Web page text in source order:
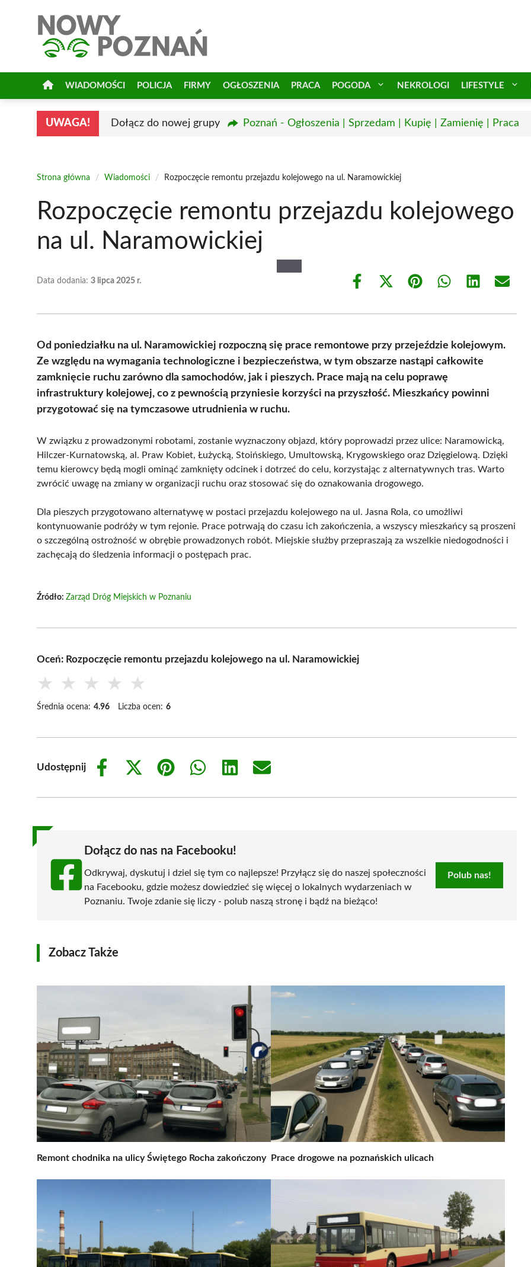
WIADOMOŚCI POLICJA FIRMY OGŁOSZENIA PRACA POGODA NEKROLOGI LIFESTYLE
UWAGA! Dołącz do nowej grupy Poznań - Ogłoszenia | Sprzedam | Kupię | Zamienię | Praca
Strona główna / Wiadomości / Rozpoczęcie remontu przejazdu kolejowego na ul. Naramowickiej
Rozpoczęcie remontu przejazdu kolejowego
na ul. Naramowickiej
Data dodania: 3 lipca 2025 r.
Share
Share
(Twitter)
Share Share Share Share
Od poniedziałku na ul. Naramowickiej rozpoczną się prace remontowe przy przejeździe kolejowym.
Ze względu na wymagania technologiczne i bezpieczeństwa, w tym obszarze nastąpi całkowite
zamknięcie ruchu zarówno dla samochodów, jak i pieszych. Prace mają na celu poprawę
infrastruktury kolejowej, co z pewnością przyniesie korzyści na przyszłość. Mieszkańcy powinni
przygotować się na tymczasowe utrudnienia w ruchu.
W związku z prowadzonymi robotami, zostanie wyznaczony objazd, który poprowadzi przez ulice: Naramowicką,
Hilczer-Kurnatowską, al. Praw Kobiet, Łużycką, Stoińskiego, Umultowską, Krygowskiego oraz Dzięgielową. Dzięki
temu kierowcy będą mogli ominąć zamknięty odcinek i dotrzeć do celu, korzystając z alternatywnych tras. Warto
zwrócić uwagę na zmiany w organizacji ruchu oraz stosować się do oznakowania drogowego.
Dla pieszych przygotowano alternatywę w postaci przejazdu kolejowego na ul. Jasna Rola, co umożliwi
kontynuowanie podróży w tym rejonie. Prace potrwają do czasu ich zakończenia, a wszyscy mieszkańcy są proszeni
o szczególną ostrożność w obrębie prowadzonych robót. Miejskie służby przepraszają za wszelkie niedogodności i
zachęcają do śledzenia informacji o postępach prac.
Źródło: Zarząd Dróg Miejskich w Poznaniu
Oceń: Rozpoczęcie remontu przejazdu kolejowego na ul. Naramowickiej
★ ★ ★ ★ ★
Średnia ocena: 4.96 Liczba ocen: 6
Udostępnij
Share
Share
(Twitter)
Share
Share
Share
Share
Dołącz do nas na Facebooku!
Odkrywaj, dyskutuj i dziel się tym co najlepsze! Przyłącz się do naszej społeczności
na Facebooku, gdzie możesz dowiedzieć się więcej o lokalnych wydarzeniach w
Poznaniu. Twoje zdanie się liczy - polub naszą stronę i bądź na bieżąco!
Polub nas!
Zobacz Także
Remont chodnika na ulicy Świętego Rocha zakończony Prace drogowe na poznańskich ulicach